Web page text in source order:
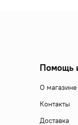
Помощь
О магазине
Контакты
Доставка